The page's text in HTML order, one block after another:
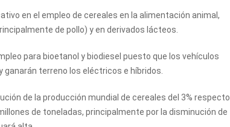
en el empleo de cereales en la alimentación animal,
de pollo) y en derivados lácteos.
para bioetanol y biodiesel puesto que los vehículos
ganarán terreno los eléctricos e híbridos.
de la producción mundial de cereales del 3% respecto
de toneladas, principalmente por la disminución de